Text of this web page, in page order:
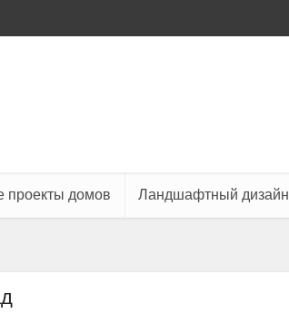
проекты домов Ландшафтный дизайн